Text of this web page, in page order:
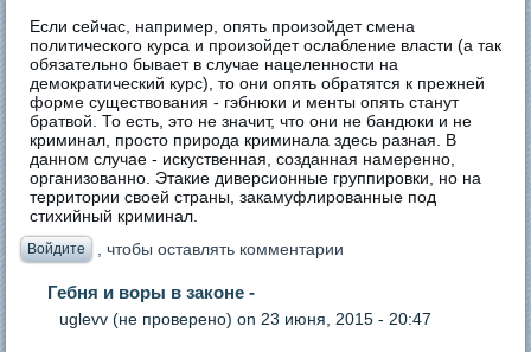
Если сейчас, например, опять произойдет смена
политического курса и произойдет ослабление власти (а так
обязательно бывает в случае нацеленности на
демократический курс), то они опять обратятся к прежней
форме существования - гэбнюки и менты опять станут
братвой. То есть, это не значит, что они не бандюки и не
криминал, просто природа криминала здесь разная. В
данном случае - искуственная, созданная намеренно,
организованно. Этакие диверсионные группировки, но на
территории своей страны, закамуфлированные под
стихийный криминал.
Войдите , чтобы оставлять комментарии
Гебня и воры в законе -
uglevv (не проверено) on 23 июня, 2015 - 20:47